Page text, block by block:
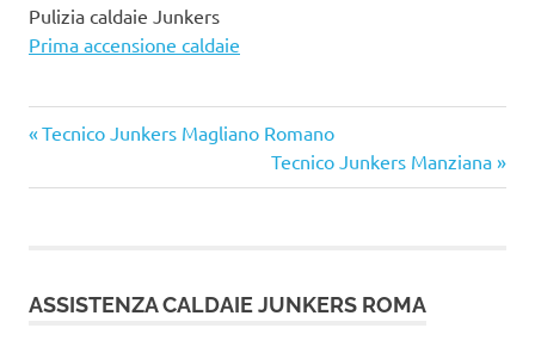
Pulizia caldaie Junkers
Prima accensione caldaie
Navigazione
articoli
Articolo
Tecnico Junkers Magliano Romano
Articolo
successivo:
Tecnico Junkers Manziana
ASSISTENZA CALDAIE JUNKERS ROMA